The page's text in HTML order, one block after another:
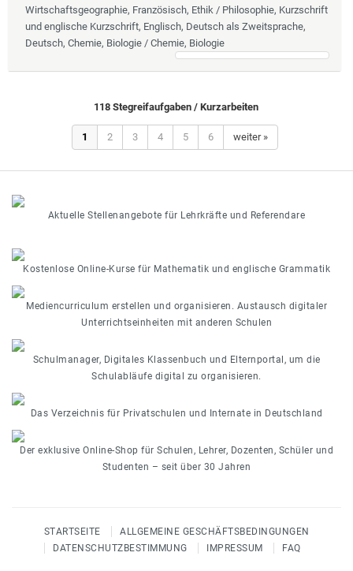
Wirtschaftsgeographie, Französisch, Ethik / Philosophie, Kurzschrift
und englische Kurzschrift, Englisch, Deutsch als Zweitsprache,
Deutsch, Chemie, Biologie / Chemie, Biologie
118 Stegreifaufgaben / Kurzarbeiten
1 2 3 4 5 6 weiter »
Aktuelle Stellenangebote für Lehrkräfte und Referendare
Kostenlose Online-Kurse für Mathematik und englische Grammatik
Mediencurriculum erstellen und organisieren. Austausch digitaler
Unterrichtseinheiten mit anderen Schulen
Schulmanager, Digitales Klassenbuch und Elternportal, um die
Schulabläufe digital zu organisieren.
Das Verzeichnis für Privatschulen und Internate in Deutschland
Der exklusive Online-Shop für Schulen, Lehrer, Dozenten, Schüler und
Studenten – seit über 30 Jahren
STARTSEITE
ALLGEMEINE GESCHÄFTSBEDINGUNGEN
DATENSCHUTZBESTIMMUNG
IMPRESSUM FAQ